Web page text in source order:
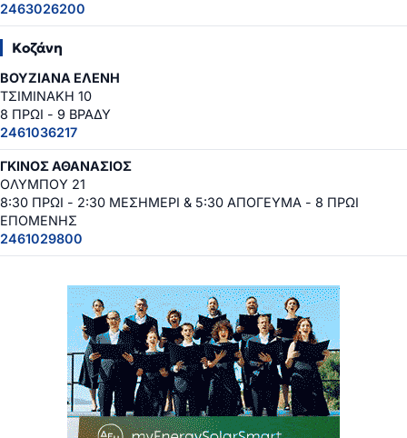
2463026200
Κοζάνη
ΒΟΥΖΙΑΝΑ ΕΛΕΝΗ
ΤΣΙΜΙΝΑΚΗ 10
8 ΠΡΩΙ - 9 ΒΡΑΔΥ
2461036217
ΓΚΙΝΟΣ ΑΘΑΝΑΣΙΟΣ
ΟΛΥΜΠΟΥ 21
8:30 ΠΡΩΙ - 2:30 ΜΕΣΗΜΕΡΙ & 5:30 ΑΠΟΓΕΥΜΑ - 8 ΠΡΩΙ
ΕΠΟΜΕΝΗΣ
2461029800